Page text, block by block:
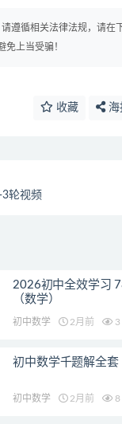
遵循相关法律法规，请在
上当受骗！
收藏 海
轮视频
2026初中全效学习
（数学）
初中数学 2月前 3
初中数学千题解全套
初中数学 2月前 8